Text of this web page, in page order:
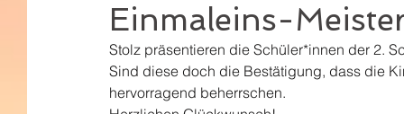
Einmaleins-
Stolz präsentieren die Schüler*innen der 2.
Sind diese doch die Bestätigung, dass die
hervorragend beherrschen.